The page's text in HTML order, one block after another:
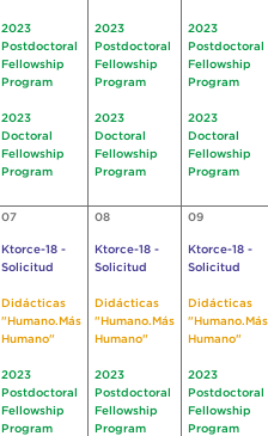
2023
Postdoctoral
Fellowship
Program
2023
Doctoral
Fellowship
Program
2023
Postdoctoral
Fellowship
Program
2023
Doctoral
Fellowship
Program
2023
Postdoctoral
Fellowship
Program
2023
Doctoral
Fellowship
Program
07
Ktorce-18 -
Solicitud
Didácticas
"Humano.Más
Humano"
2023
Postdoctoral
Fellowship
Program
08
Ktorce-18 -
Solicitud
Didácticas
"Humano.Más
Humano"
2023
Postdoctoral
Fellowship
Program
09
Ktorce-18 -
Solicitud
Didácticas
"Humano.Más
Humano"
2023
Postdoctoral
Fellowship
Program